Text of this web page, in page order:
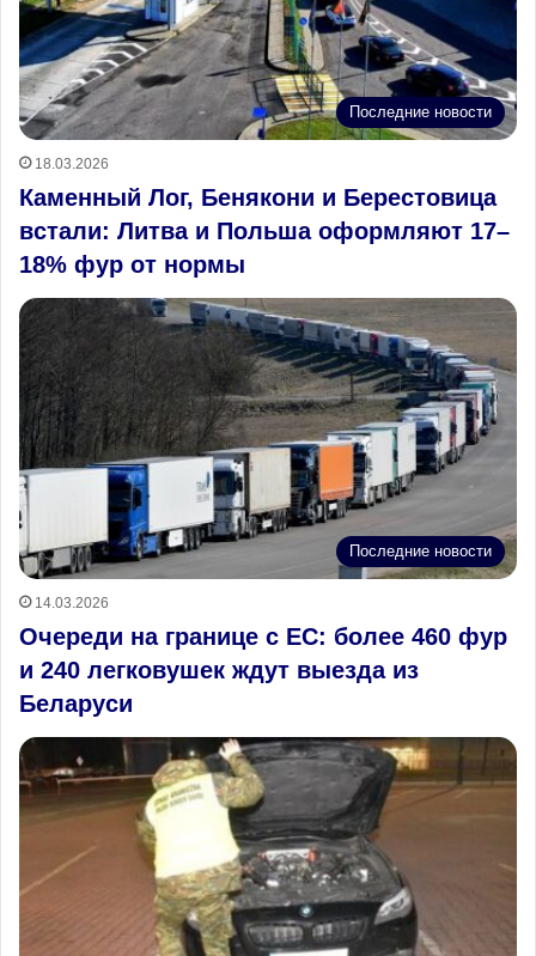
Последние новости
18.03.2026
Каменный Лог, Бенякони и Берестовица
встали: Литва и Польша оформляют 17–
18% фур от нормы
Последние новости
14.03.2026
Очереди на границе с ЕС: более 460 фур
и 240 легковушек ждут выезда из
Беларуси